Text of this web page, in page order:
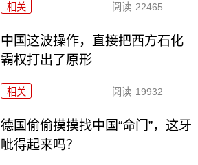
相关 阅读 22465
中国这波操作，直接把西方石化
霸权打出了原形
相关 阅读 19932
德国偷偷摸摸找中国“命门”，这牙
呲得起来吗？